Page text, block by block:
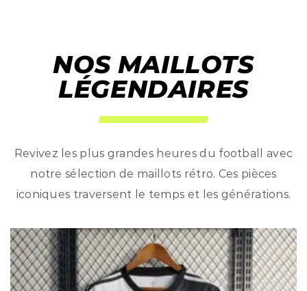
NOS MAILLOTS
LÉGENDAIRES
Revivez les plus grandes heures du football avec
notre sélection de maillots rétro. Ces pièces
iconiques traversent le temps et les générations.